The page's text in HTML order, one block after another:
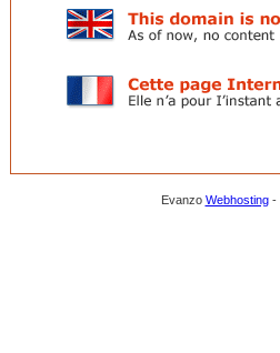
Evanzo Webhosting-